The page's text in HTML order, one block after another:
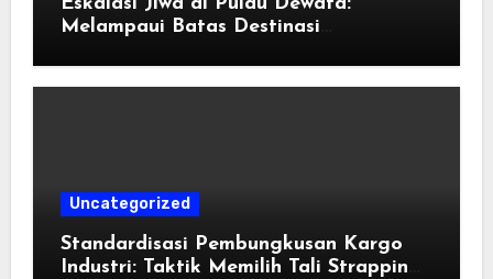
Melampaui Batas Destinasi
Uncategorized
Standardisasi Pembungkusan Kargo
Industri: Taktik Memilih Tali Strapping